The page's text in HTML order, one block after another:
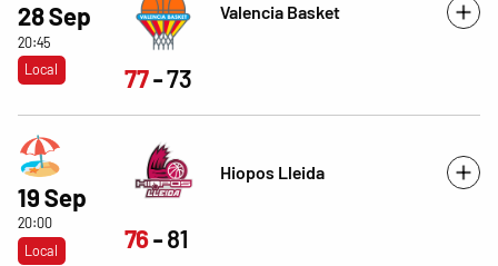
28 Sep
20:45
Local
Valencia Basket
77 73
19 Sep
20:00
Local
Hiopos Lleida
76 81